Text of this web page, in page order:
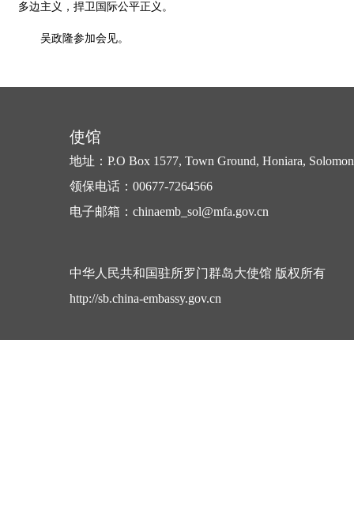
多边主义，捍卫国际公平正义。
吴政隆参加会见。
使馆
地址：P.O Box 1577, Town Ground, Honiara,
领保电话：00677-7264566
电子邮箱：chinaemb_sol@mfa.gov.cn
中华人民共和国驻所罗门群岛大使馆 版权所有
http://sb.china-embassy.gov.cn